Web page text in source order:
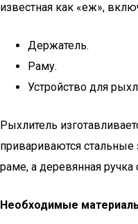
известная как «еж»,
Держатель.
Раму.
Устройство для
Рыхлитель
привариваются стальные
раме, а деревянная ручка
Необходимые